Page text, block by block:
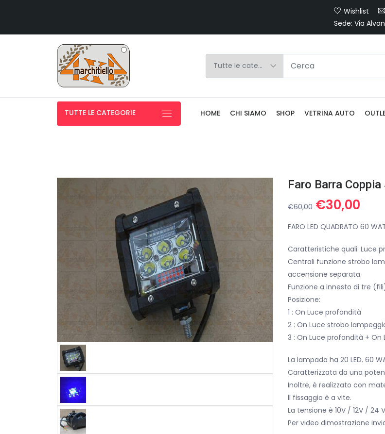
Wishlist
Sede: Via
TUTTE LE CATEGORIE HOME CHI SIAMO SHOP VETRINA AUTO
€60,00 Il
prezzo
originale
era:
€60,00.
€30,00
è:
FARO LED QUADRATO 60
Caratteristiche quali: Luce
Centrali funzione strobo
accensione separata.
Funzione a innesto di tre
Posizione:
1 : On Luce profondità
2 : On Luce strobo
3 : On Luce profondità +
La lampada ha 20 LED. 60
Caratterizzata da una
Inoltre, è realizzato con
Il fissaggio è a vite.
La tensione è 10V / 12V / 24
Per video dimostrazione